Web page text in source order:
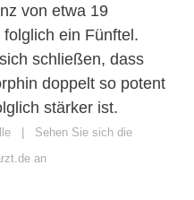
von etwa 19
ein Fünftel.
schließen, dass
doppelt so potent
stärker ist.
| Sehen Sie sich die
an